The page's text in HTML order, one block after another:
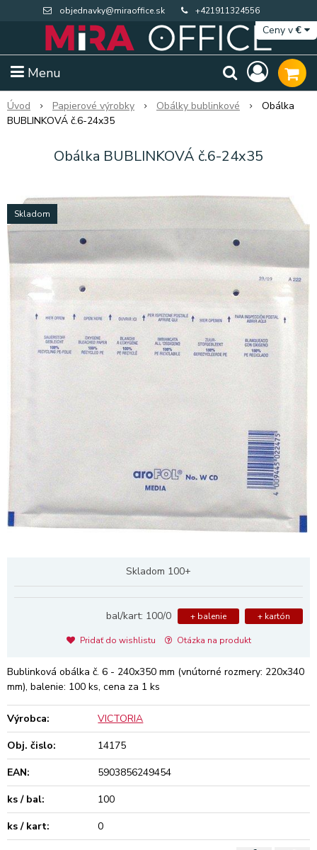
objednavky@miraoffice.sk +421911324556
Menu
Ceny v€
Extra výpredaj zásob Výpredaj BTS
Úvod Papierové výrobky Obálky bublinkové
Obálka
BUBLINKOVÁ č.6-24x35
Obálka BUBLINKOVÁ č.6-24x35
Skladom
Skladom 100+
bal/kart: 100/0 + balenie + kartón
Pridať do wishlistu Otázka na produkt
Bublinková obálka č. 6 - 240x350 mm (vnútorné rozmery: 220x340
mm), balenie: 100 ks, cena za 1 ks
Výrobca:
VICTORIA
Obj. čislo:
14175
EAN:
5903856249454
ks / bal:
100
ks / kart:
0